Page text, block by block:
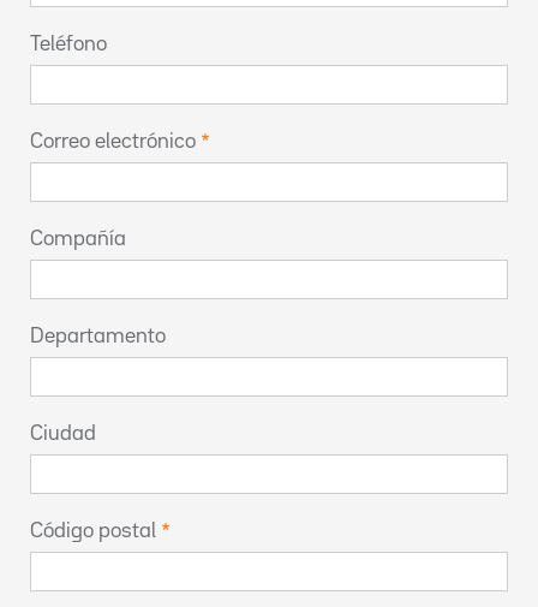
Teléfono
Correo electrónico
Compañía
Departamento
Ciudad
Código postal